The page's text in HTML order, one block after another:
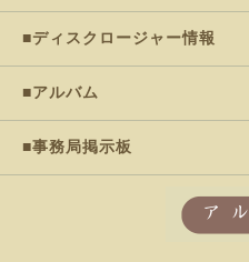
■ディスクロージャー情報
■アルバム
■事務局掲示板